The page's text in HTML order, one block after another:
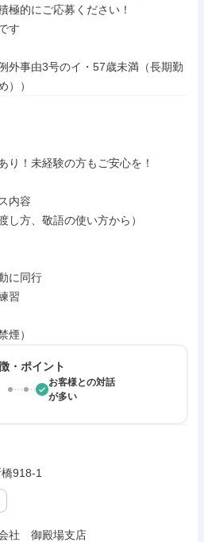
極的にご応募ください！
す
外事由3号のイ・57歳未満（長期勤
））
り！未経験の方もご安心を！
内容
し方、敬語の使い方から）
に同行
習
煙）
・ポイント
お客様との対話
が多い
918-1
社　御殿場支店